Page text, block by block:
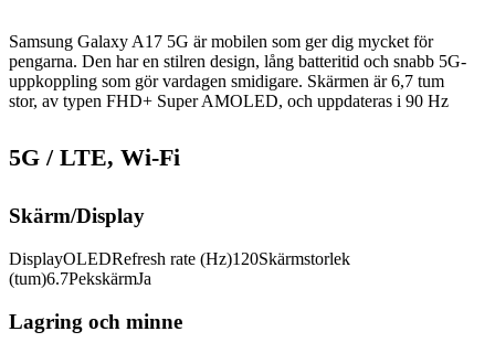
Samsung Galaxy A17 5G är mobilen som ger dig mycket för
pengarna. Den har en stilren design, lång batteritid och snabb 5G-
uppkoppling som gör vardagen smidigare. Skärmen är 6,7 tum
stor, av typen FHD+ Super AMOLED, och uppdateras i 90 Hz
5G / LTE, Wi-Fi
Skärm/Display
DisplayOLEDRefresh rate (Hz)120Skärmstorlek
(tum)6.7PekskärmJa
Lagring och minne